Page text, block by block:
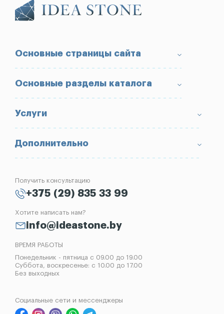
Основные страницы сайта
О компании
Доставка и оплата
Условия возврата товара
Портфолио
Вопрос-Ответ
Блог
Контакты
Основные разделы каталога
Памятники
Ограды
Надгробные плиты
Вазы
Услуги
Благоустройство могил
Изготовление памятников
Рассрочка на памятник
Реставрация памятников
Демонтаж памятников
Дополнительно
Получить консультацию
+375 (29) 835 33 99
Хотите написать нам?
info@ideastone.by
ВРЕМЯ РАБОТЫ
Понедельник - пятница с 09.00 до 19.00
Суббота, воскресенье: с 10.00 до 17.00
Без выходных
Социальные сети и мессенджеры